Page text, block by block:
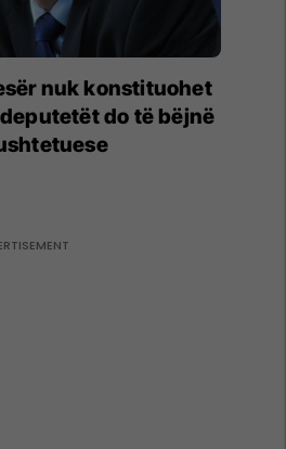
nuk konstituohet
do të bëjnë